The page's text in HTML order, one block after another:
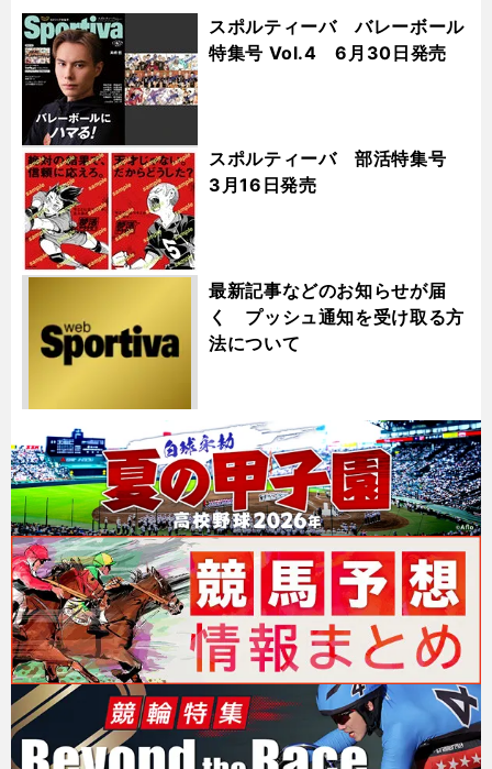
スポルティーバ バレーボール
特集号 Vol.4 6月30日発売
スポルティーバ 部活特集号
3月16日発売
最新記事などのお知らせが届
く プッシュ通知を受け取る方
法について